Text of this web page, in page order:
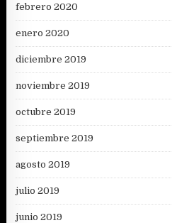
febrero 2020
enero 2020
diciembre 2019
noviembre 2019
octubre 2019
septiembre 2019
agosto 2019
julio 2019
junio 2019